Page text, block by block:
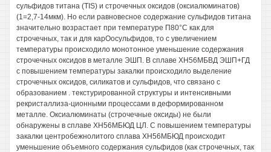
сульфидов титана (TIS) и строчечных оксидов (оксиалюминатов)
(1=2,7-14мкм). Но если равновесное содержание сульфидов титана
значительно возрастает при температуре П80°С как для
строчечных, так и для карОосульфидов, то с увеличением
температуры происходило монотонное уменьшение содержания
строчечных оксидов в металле ЭШП. В сплаве ХН56МБВД ЭШП+ГД
с повышением температуры закалки происходило выделение
строчечных оксидов, силикатов и сульфидов, что связано с
образованием . текстурированной структуры и интенсивными
рекристаллиза-ционными процессами в деформированном
металле. Оксиалюминаты (строчечные оксиды) не были
обнаружены в сплаве ХН56МБЮД ЦЛ. С повышением температуры
закалки центробежнолитого сплава ХН56МБЮД происходит
уменьшение объемного содержания сульфидов (как строчечных, так